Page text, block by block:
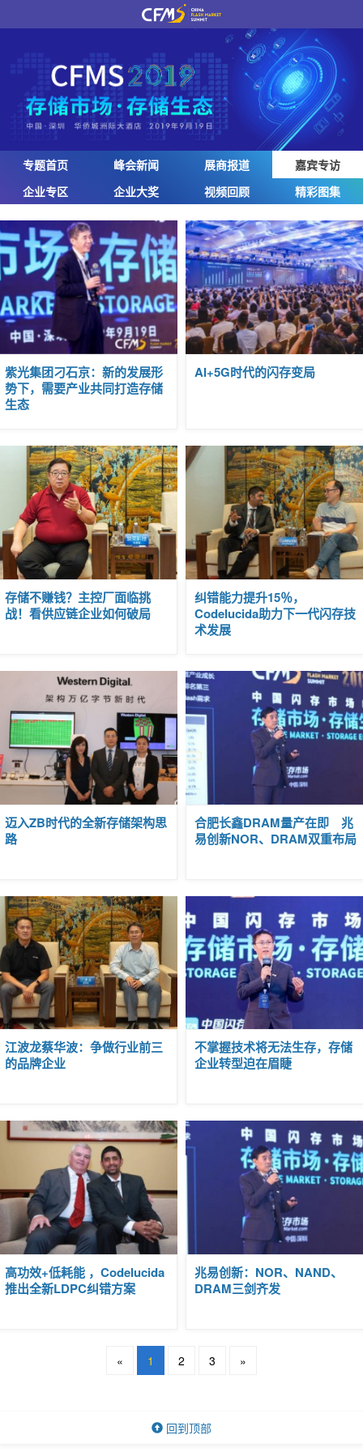
专题首页 峰会新闻 展商报道
嘉宾专访
企业专区
企业大奖 视频回顾 精彩图集
紫光集团刁石京：新的发展形
势下，需要产业共同打造存储
生态
嘉宾
专访
2019-
AI+5G时代的闪存变局
存储不赚钱？主控厂面临挑
战！看供应链企业如何破局
嘉宾
专访
2019-
10-09
16:48
纠错能力提升15％，
Codelucida助力下一代闪存技
术发展
迈入ZB时代的全新存储架构思
路
嘉宾
专访
2019-
10-15
合肥长鑫DRAM量产在即 兆
易创新NOR、DRAM双重布局
江波龙蔡华波：争做行业前三
的品牌企业
专访
|
2019-
10-15
不掌握技术将无法生存，存储
企业转型迫在眉睫
高功效+低耗能 ，Codelucida
推出全新LDPC纠错方案
专访
|
2019-
10-14
兆易创新：NOR、NAND、
DRAM三剑齐发
« 1 2 3 »
回到顶部